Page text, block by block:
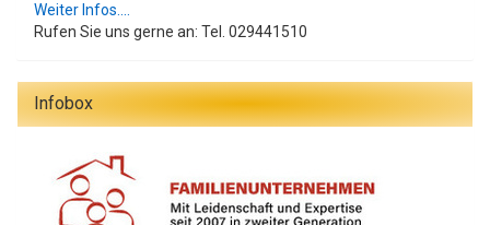
Weiter Infos....
Rufen Sie uns gerne an: Tel. 029441510
Infobox